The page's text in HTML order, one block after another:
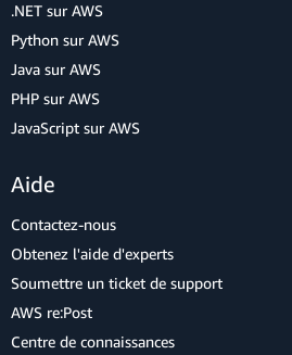
.NET sur AWS
Python sur AWS
Java sur AWS
PHP sur AWS
JavaScript sur AWS
Aide
Contactez-nous
Obtenez l'aide d'experts
Soumettre un ticket de support
AWS re:Post
Centre de connaissances